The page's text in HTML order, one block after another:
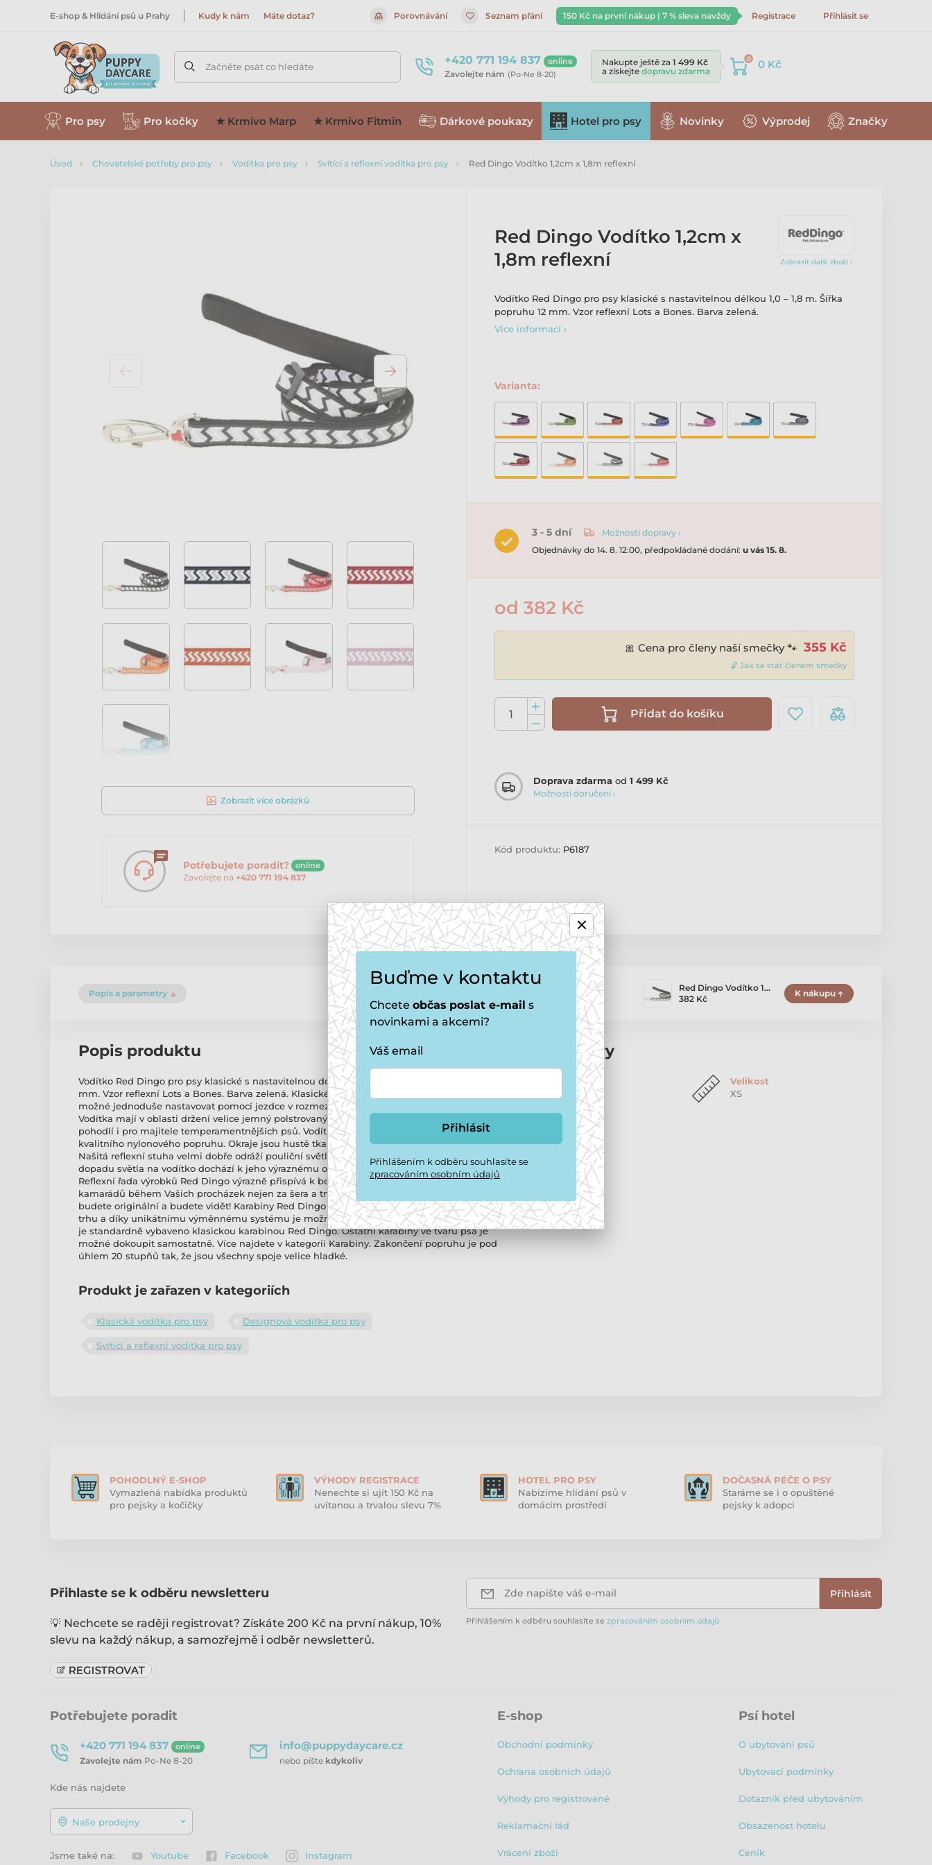
E-shop & Hlídání psů u Prahy Kudy k nám Máte dotaz? Porovnávání Seznam přání 150 Kč na první nákup | 7 % sleva navždy Registrace Přihlásit se
Začněte psát co hledáte +420 771 194 837 online
Zavolejte nám (Po-Ne 8-20)
Nakupte ještě za 1 499 Kč
a získejte dopravu zdarma
0 0 Kč
Pro psy Pro kočky ★ Krmivo Marp ★ Krmivo Fitmin Dárkové poukazy Hotel pro psy Novinky Výprodej Značky
Úvod Chovatelské potřeby pro psy Vodítka pro psy Svítící a reflexní vodítka pro psy Red Dingo Vodítko 1,2cm x 1,8m reflexní
Zobrazit další zboží ›
Zobrazit více obrázků
Potřebujete poradit? online
Zavolejte na +420 771 194 837
Red Dingo Vodítko 1,2cm x
1,8m reflexní
Vodítko Red Dingo pro psy klasické s nastavitelnou délkou 1,0 – 1,8 m. Šířka
popruhu 12 mm. Vzor reflexní Lots a Bones. Barva zelená.
Více informací ›
Varianta:
3 - 5 dní
Možnosti dopravy ›
Objednávky do 14. 8. 12:00, předpokládané dodání: u vás 15. 8.
od 382 Kč
🎀 Cena pro členy naší smečky 🐾 355 Kč
🔓 Jak se stát členem smečky
Přidat do košíku
Doprava zdarma od 1 499 Kč
Možnosti doručení ›
Kód produktu: P6187
Popis a parametry
Red Dingo Vodítko 1…
382 Kč
K nákupu
Popis produktu
Vodítko Red Dingo pro psy klasické s nastavitelnou délkou 1,0 – 1,8 m. Šířka popruhu 12
mm. Vzor reflexní Lots a Bones. Barva zelená. Klasické vodítko Red Dingo pro psy. Délku je
možné jednoduše nastavovat pomocí jezdce v rozmezí 1,0 – 1,8 m. Šířka popruhu 12 mm.
Vodítka mají v oblasti držení velice jemný polstrovaný nylon, který zaručuje maximální
pohodlí i pro majitele temperamentnějších psů. Vodítka Red Dingo jsou vyrobené z
kvalitního nylonového popruhu. Okraje jsou hustě tkané pro ještě větší odolnost vůči oděru.
Našitá reflexní stuha velmi dobře odráží pouliční světlo, světla aut, cyklistů apod. Při
dopadu světla na vodítko dochází k jeho výraznému odrazu od reflexních ploch – kostiček.
Reflexní řada výrobků Red Dingo výrazně přispívá k bezpečnosti Vašich čtyřnohých
kamarádů během Vašich procházek nejen za šera a tmy. S reflexními výrobky Red Dingo
budete originální a budete vidět! Karabiny Red Dingo patří mezi jedny z nejpevnějších na
trhu a díky unikátnímu výměnnému systému je možné karabinu snadno vyměnit. Vodítko
je standardně vybaveno klasickou karabinou Red Dingo. Ostatní karabiny ve tvaru psa je
možné dokoupit samostatně. Více najdete v kategorii Karabiny. Zakončení popruhu je pod
úhlem 20 stupňů tak, že jsou všechny spoje velice hladké.
Produkt je zařazen v kategoriích
Klasická vodítka pro psy Designová vodítka pro psy
Svítící a reflexní vodítka pro psy
Parametry
Barva
zelená
Velikost
XS
POHODLNÝ E-SHOP
Vymazlená nabídka produktů
pro pejsky a kočičky
VÝHODY REGISTRACE
Nenechte si ujít 150 Kč na
uvítanou a trvalou slevu 7%
HOTEL PRO PSY
Nabízíme hlídání psů v
domácím prostředí
DOČASNÁ PÉČE O PSY
Staráme se i o opuštěné
pejsky k adopci
Přihlaste se k odběru newsletteru
💡 Nechcete se raději registrovat? Získáte 200 Kč na první nákup, 10%
slevu na každý nákup, a samozřejmě i odběr newsletterů.
Zde napište váš e-mail Přihlásit
Přihlášením k odběru souhlasíte se zpracováním osobním údajů
Potřebujete poradit
+420 771 194 837 online
Zavolejte nám Po-Ne 8-20
info@puppydaycare.cz
nebo pište kdykoliv
Kde nás najdete
Naše prodejny
Jsme také na: Youtube Facebook Instagram
E-shop
Obchodní podmínky
Ochrana osobních údajů
Výhody pro registrované
Reklamační řád
Vrácení zboží
Psí hotel
O ubytování psů
Ubytovací podmínky
Dotazník před ubytováním
Obsazenost hotelu
Ceník
Buďme v kontaktu
Chcete občas poslat e-mail s
novinkami a akcemi?
Váš email
Přihlásit
Přihlášením k odběru souhlasíte se
zpracováním osobním údajů